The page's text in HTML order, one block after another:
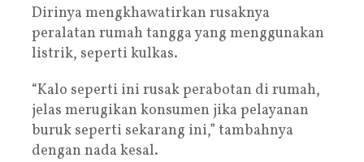
Dirinya mengkhawatirkan rusaknya
peralatan rumah tangga yang menggunakan
listrik, seperti kulkas.
“Kalo seperti ini rusak perabotan di rumah,
jelas merugikan konsumen jika pelayanan
buruk seperti sekarang ini,” tambahnya
dengan nada kesal.